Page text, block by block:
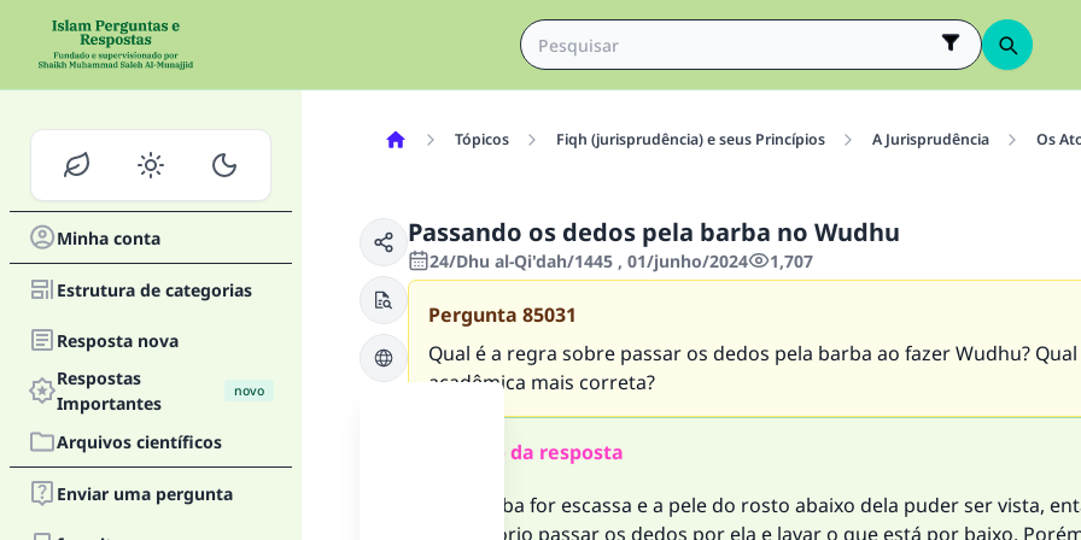
Minha conta
Estrutura de categorias
Resposta nova
Respostas
Importantes
novo
Arquivos científicos
Enviar uma pergunta
Tópicos Fiqh (jurisprudência) e seus Princípios A Jurisprudência Os
Passando os dedos pela barba no Wudhu
24/Dhu al-Qi'dah/1445 , 01/junho/2024 1,707
Pergunta 85031
Qual é a regra sobre passar os dedos pela barba ao fazer Wudhu? Qual
acadêmica mais correta?
Resumo da resposta
Se a barba for escassa e a pele do rosto abaixo dela puder ser vista,
obrigatório passar os dedos por ela e lavar o que está por baixo.